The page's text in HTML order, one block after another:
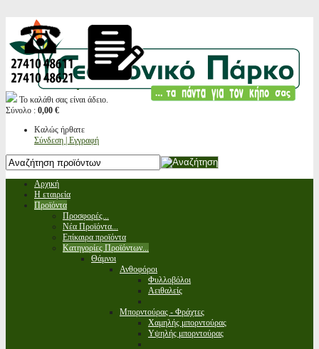
Το καλάθι σας είναι άδειο.
Σύνολο : 0,00 €
Καλώς ήρθατε
Σύνδεση | Εγγραφή
Αρχική
Η εταιρεία
Προϊόντα
Προσφορές...
Νέα Προϊόντα...
Επίκαιρα προϊόντα
Κατηγορίες Προϊόντων...
Θάμνοι
Ανθοφόροι
Φυλλοβόλοι
Αειθαλείς
Μπορντούρας - Φράχτες
Χαμηλής μπορντούρας
Υψηλής μπορντούρας